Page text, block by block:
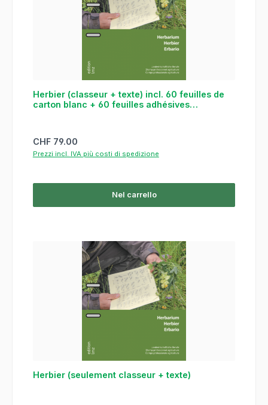
Herbier (classeur + texte) incl. 60 feuilles de
carton blanc + 60 feuilles adhésives
Prezzo normale:
CHF 79.00
Prezzi incl. IVA più costi di spedizione
Nel carrello
Herbier (seulement classeur + texte)